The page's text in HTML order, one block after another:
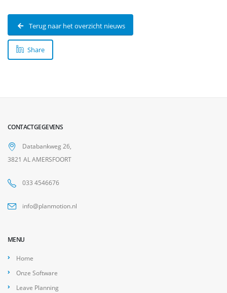
Terug naar het overzicht nieuws
Share
CONTACTGEGEVENS
Databankweg 26,
3821 AL AMERSFOORT
033 4546676
info@planmotion.nl
MENU
Home
Onze Software
Leave Planning